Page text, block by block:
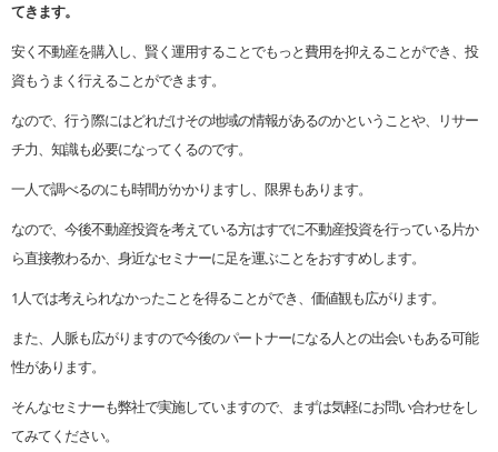
てきます。
安く不動産を購入し、賢く運用することでもっと費用を抑えることができ、投
資もうまく行えることができます。
なので、行う際にはどれだけその地域の情報があるのかということや、リサー
チ力、知識も必要になってくるのです。
一人で調べるのにも時間がかかりますし、限界もあります。
なので、今後不動産投資を考えている方はすでに不動産投資を行っている片か
ら直接教わるか、身近なセミナーに足を運ぶことをおすすめします。
1人では考えられなかったことを得ることができ、価値観も広がります。
また、人脈も広がりますので今後のパートナーになる人との出会いもある可能
性があります。
そんなセミナーも弊社で実施していますので、まずは気軽にお問い合わせをし
てみてください。